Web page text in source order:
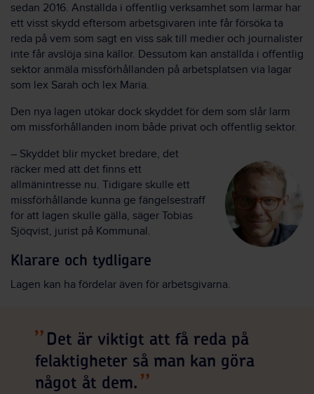
sedan 2016. Anställda i offentlig verksamhet som larmar har
ett visst skydd eftersom arbetsgivaren inte får försöka ta
reda på vem som sagt en viss sak till medier och journalister
inte får avslöja sina källor. Dessutom kan anställda i offentlig
sektor anmäla missförhållanden på arbetsplatsen via lagar
som lex Sarah och lex Maria.
Den nya lagen utökar dock skyddet för dem som slår larm
om missförhållanden inom både privat och offentlig sektor.
– Skyddet blir mycket bredare, det
räcker med att det finns ett
allmänintresse nu. Tidigare skulle ett
missförhållande kunna ge fängelsestraff
för att lagen skulle gälla, säger Tobias
Sjöqvist, jurist på Kommunal.
Klarare och tydligare
Lagen kan ha fördelar även för arbetsgivarna.
Det är viktigt att få reda på
felaktigheter så man kan göra
något åt dem.